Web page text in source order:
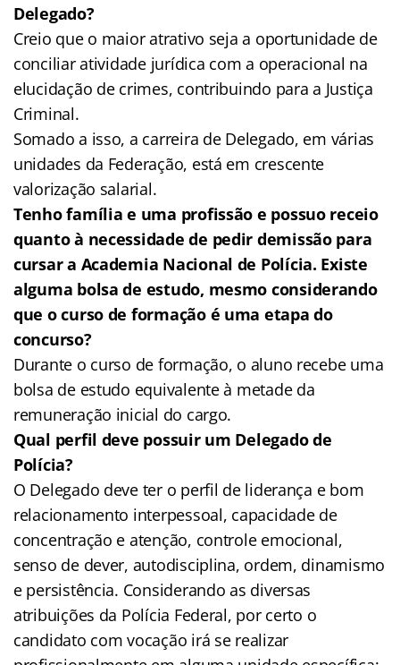
Delegado?
Creio que o maior atrativo seja a oportunidade de
conciliar atividade jurídica com a operacional na
elucidação de crimes, contribuindo para a Justiça
Criminal.
Somado a isso, a carreira de Delegado, em várias
unidades da Federação, está em crescente
valorização salarial.
Tenho família e uma profissão e possuo receio
quanto à necessidade de pedir demissão para
cursar a Academia Nacional de Polícia. Existe
alguma bolsa de estudo, mesmo considerando
que o curso de formação é uma etapa do
concurso?
Durante o curso de formação, o aluno recebe uma
bolsa de estudo equivalente à metade da
remuneração inicial do cargo.
Qual perfil deve possuir um Delegado de
Polícia?
O Delegado deve ter o perfil de liderança e bom
relacionamento interpessoal, capacidade de
concentração e atenção, controle emocional,
senso de dever, autodisciplina, ordem, dinamismo
e persistência. Considerando as diversas
atribuições da Polícia Federal, por certo o
candidato com vocação irá se realizar